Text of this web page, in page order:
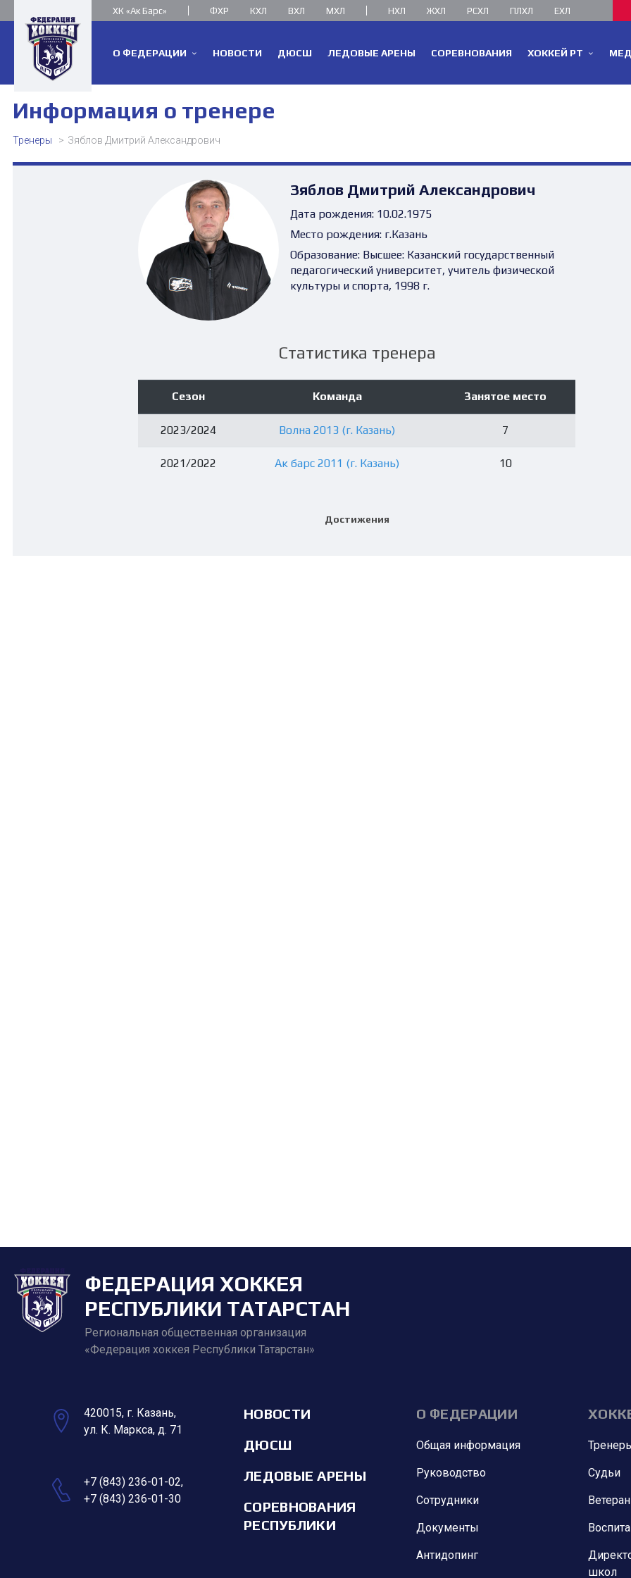
ХК «Ак Барс» ФХР КХЛ ВХЛ МХЛ НХЛ ЖХЛ РСХЛ ПЛХЛ ЕХЛ
О ФЕДЕРАЦИИ НОВОСТИ ДЮСШ ЛЕДОВЫЕ АРЕНЫ СОРЕВНОВАНИЯ ХОККЕЙ РТ
Информация о тренере
Тренеры Зяблов Дмитрий Александрович
Зяблов Дмитрий Александрович
Дата рождения:10.02.1975
Место рождения:г.Казань
Образование:Высшее: Казанский государственный
педагогический университет, учитель физической
культуры и спорта, 1998 г.
Статистика тренера
Сезон Команда Занятое место
2023/2024 Волна 2013 (г. Казань) 7
2021/2022 Ак барс 2011 (г. Казань) 10
Достижения
ФЕДЕРАЦИЯ ХОККЕЯ
РЕСПУБЛИКИ ТАТАРСТАН
Региональная общественная организация
«Федерация хоккея Республики Татарстан»
420015, г. Казань,
ул. К. Маркса, д. 71
+7 (843) 236-01-02,
+7 (843) 236-01-30
НОВОСТИ
ДЮСШ
ЛЕДОВЫЕ АРЕНЫ
СОРЕВНОВАНИЯ
РЕСПУБЛИКИ
О ФЕДЕРАЦИИ
Общая информация
Руководство
Сотрудники
Документы
Антидопинг
Судьи
школ